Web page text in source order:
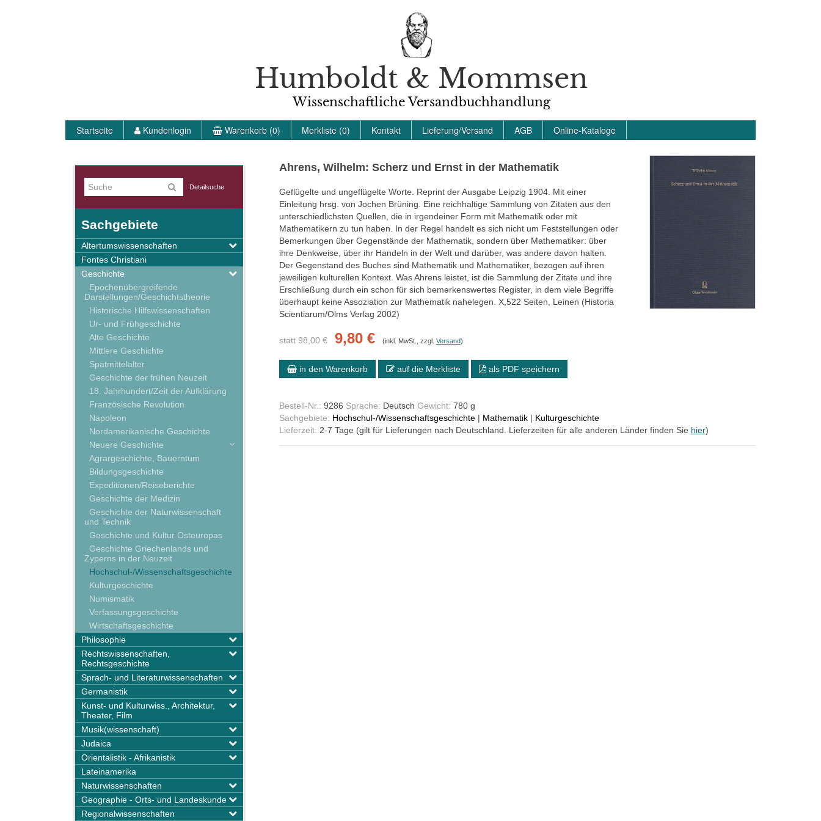
Humboldt & Mommsen
Wissenschaftliche Versandbuchhandlung
Startseite Kundenlogin Warenkorb (0) Merkliste (0) Kontakt Lieferung/Versand AGB Online-Kataloge
Detailsuche
Sachgebiete
Altertumswissenschaften
Fontes Christiani
Geschichte
Epochenübergreifende
Darstellungen/Geschichtstheorie
Historische Hilfswissenschaften
Ur- und Frühgeschichte
Alte Geschichte
Mittlere Geschichte
Spätmittelalter
Geschichte der frühen Neuzeit
18. Jahrhundert/Zeit der Aufklärung
Französische Revolution
Napoleon
Nordamerikanische Geschichte
Neuere Geschichte
Agrargeschichte, Bauerntum
Bildungsgeschichte
Expeditionen/Reiseberichte
Geschichte der Medizin
Geschichte der Naturwissenschaft
und Technik
Geschichte und Kultur Osteuropas
Geschichte Griechenlands und
Zyperns in der Neuzeit
Hochschul-/Wissenschaftsgeschichte
Kulturgeschichte
Numismatik
Verfassungsgeschichte
Wirtschaftsgeschichte
Philosophie
Rechtswissenschaften,
Rechtsgeschichte
Sprach- und Literaturwissenschaften
Germanistik
Kunst- und Kulturwiss., Architektur,
Theater, Film
Musik(wissenschaft)
Judaica
Orientalistik - Afrikanistik
Lateinamerika
Naturwissenschaften
Geographie - Orts- und Landeskunde
Regionalwissenschaften
Ahrens, Wilhelm: Scherz und Ernst in der Mathematik
Geflügelte und ungeflügelte Worte. Reprint der Ausgabe Leipzig 1904. Mit einer
Einleitung hrsg. von Jochen Brüning. Eine reichhaltige Sammlung von Zitaten aus den
unterschiedlichsten Quellen, die in irgendeiner Form mit Mathematik oder mit
Mathematikern zu tun haben. In der Regel handelt es sich nicht um Feststellungen oder
Bemerkungen über Gegenstände der Mathematik, sondern über Mathematiker: über
ihre Denkweise, über ihr Handeln in der Welt und darüber, was andere davon halten.
Der Gegenstand des Buches sind Mathematik und Mathematiker, bezogen auf ihren
jeweiligen kulturellen Kontext. Was Ahrens leistet, ist die Sammlung der Zitate und ihre
Erschließung durch ein schon für sich bemerkenswertes Register, in dem viele Begriffe
überhaupt keine Assoziation zur Mathematik nahelegen. X,522 Seiten, Leinen (Historia
Scientiarum/Olms Verlag 2002)
statt 98,00 € 9,80 € (inkl. MwSt., zzgl. Versand)
in den Warenkorb auf die Merkliste als PDF speichern
Bestell-Nr.: 9286 Sprache: Deutsch Gewicht: 780 g
Sachgebiete: Hochschul-/Wissenschaftsgeschichte| Mathematik| Kulturgeschichte
Lieferzeit: 2-7 Tage (gilt für Lieferungen nach Deutschland. Lieferzeiten für alle anderen Länder finden Sie hier)